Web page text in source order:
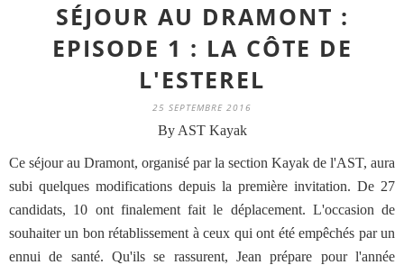
SÉJOUR AU DRAMONT :
EPISODE 1 : LA CÔTE DE
L'ESTEREL
25 SEPTEMBRE 2016
By AST Kayak
Ce séjour au Dramont, organisé par la section Kayak de l'AST, aura
subi quelques modifications depuis la première invitation. De 27
candidats, 10 ont finalement fait le déplacement. L'occasion de
souhaiter un bon rétablissement à ceux qui ont été empêchés par un
ennui de santé. Qu'ils se rassurent, Jean prépare pour l'année